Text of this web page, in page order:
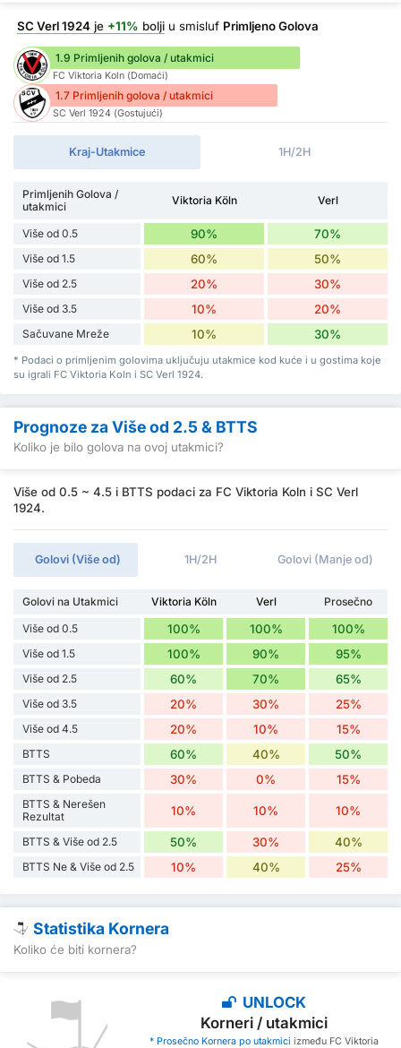
SC Verl 1924 je +11% bolji u smisluf Primljeno Golova
1.9 Primljenih golova / utakmici
FC Viktoria Koln (Domaći)
1.7 Primljenih golova / utakmici
SC Verl 1924 (Gostujući)
Kraj-Utakmice 1H/2H
Primljenih Golova /
utakmici
Viktoria Köln Verl
Više od 0.5 90% 70%
Više od 1.5 60% 50%
Više od 2.5 20% 30%
Više od 3.5 10% 20%
Sačuvane Mreže 10% 30%
* Podaci o primljenim golovima uključuju utakmice kod kuće i u gostima koje
su igrali FC Viktoria Koln i SC Verl 1924.
Prognoze za Više od 2.5 & BTTS
Koliko je bilo golova na ovoj utakmici?
Više od 0.5 ~ 4.5 i BTTS podaci za FC Viktoria Koln i SC Verl
1924.
Golovi (Više od) 1H/2H Golovi (Manje od)
Golovi na Utakmici Viktoria Köln Verl
Prosečno
Više od 0.5
100% 100% 100%
Više od 1.5 100% 90% 95%
Više od 2.5 60% 70% 65%
Više od 3.5 20% 30% 25%
Više od 4.5 20% 10% 15%
BTTS 60% 40% 50%
BTTS & Pobeda 30% 0% 15%
BTTS & Nerešen
Rezultat
10% 10% 10%
BTTS & Više od 2.5 50% 30% 40%
BTTS Ne & Više od 2.5 10% 40% 25%
Statistika Kornera
Koliko će biti kornera?
UNLOCK
Korneri / utakmici
* Prosečno Kornera po utakmiciizmeđu FC Viktoria